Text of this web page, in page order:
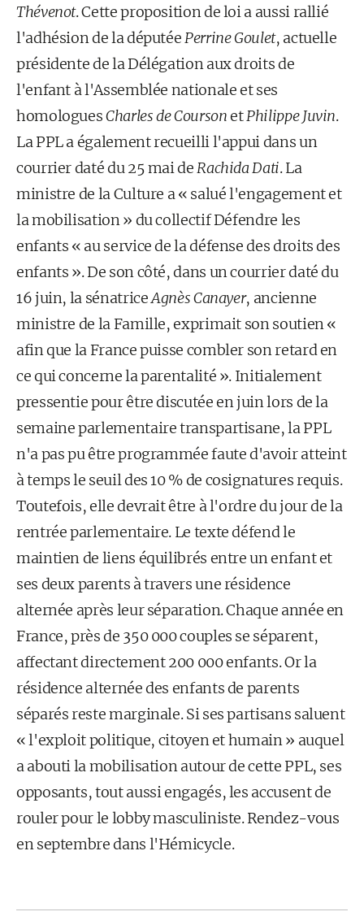
Thévenot. Cette proposition de loi a aussi rallié
l'adhésion de la députéePerrine Goulet, actuelle
présidente de la Délégation aux droits de
l'enfant à l'Assemblée nationale et ses
homologuesCharles de CoursonetPhilippe Juvin.
La PPL a également recueilli l'appui dans un
courrier daté du 25 mai deRachida Dati. La
ministre de la Culture a « salué l'engagement et
la mobilisation » du collectif Défendre les
enfants « au service de la défense des droits des
enfants ». De son côté, dans un courrier daté du
16 juin, la sénatriceAgnès Canayer, ancienne
ministre de la Famille, exprimait son soutien «
afin que la France puisse combler son retard en
ce qui concerne la parentalité ». Initialement
pressentie pour être discutée en juin lors de la
semaine parlementaire transpartisane, la PPL
n'a pas pu être programmée faute d'avoir atteint
à temps le seuil des 10 % de cosignatures requis.
Toutefois, elle devrait être à l'ordre du jour de la
rentrée parlementaire. Le texte défend le
maintien de liens équilibrés entre un enfant et
ses deux parents à travers une résidence
alternée après leur séparation. Chaque année en
France, près de 350 000 couples se séparent,
affectant directement 200 000 enfants. Or la
résidence alternée des enfants de parents
séparés reste marginale. Si ses partisans saluent
« l'exploit politique, citoyen et humain » auquel
a abouti la mobilisation autour de cette PPL, ses
opposants, tout aussi engagés, les accusent de
rouler pour le lobby masculiniste. Rendez-vous
en septembre dans l'Hémicycle.